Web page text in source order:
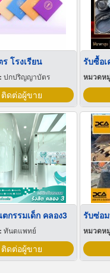
โรงเรียน
ปกปริญญาบัตร
ติดต่อผู้ขาย
รับซื้อเ
หมวดห
กรรมเด็ก คลอง3
ทันตแพทย์
ติดต่อผู้ขาย
หมวดห